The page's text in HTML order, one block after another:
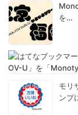
を…
モリ
ンプ